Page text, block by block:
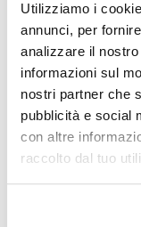
Utilizziamo i
annunci, per
analizzare il
informazioni sul
nostri partner che
pubblicità e social
con altre
raccolto dal tuo
Registrati per i
SDS / Scheda di
Sicurezza